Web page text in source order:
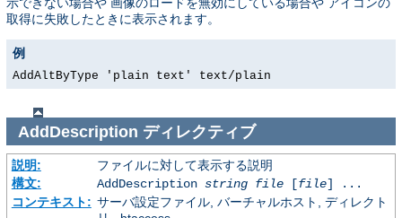
取得に失敗したときに表示されます。
例
AddAltByType 'plain text' text/plain
AddDescription ディレクティブ
説明:
ファイルに対して表示する説明
構文:
AddDescription string file[file] ...
コンテキスト: サーバ設定ファイル, バーチャルホスト, ディレクト